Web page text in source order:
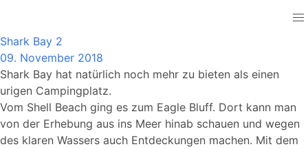
Shark Bay 2
09. November 2018
Shark Bay hat natürlich noch mehr zu bieten als einen
urigen Campingplatz.
Vom Shell Beach ging es zum Eagle Bluff. Dort kann man
von der Erhebung aus ins Meer hinab schauen und wegen
des klaren Wassers auch Entdeckungen machen. Mit dem